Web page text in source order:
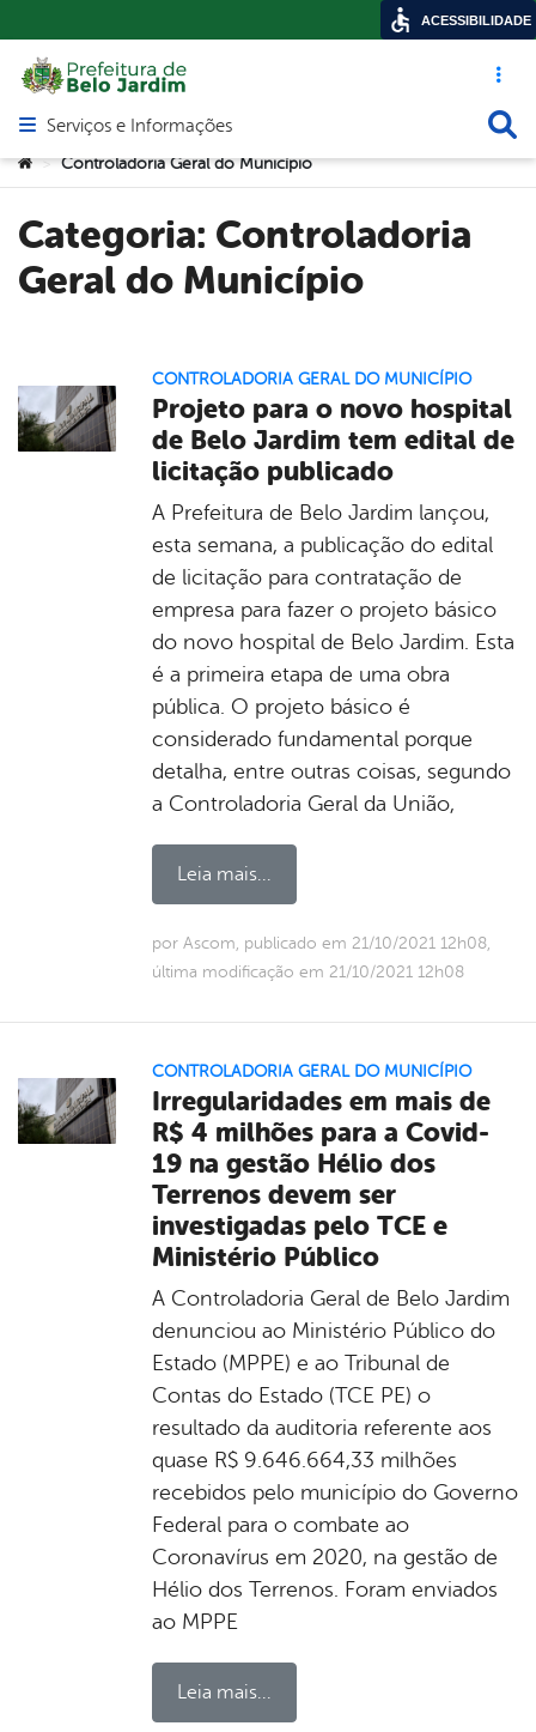
Acesso
Abrir menu principal de navegação
Serviços e Informações
Você está aqui:
> Controladoria Geral do Município
Categoria: Controladoria
Geral do Município
CONTROLADORIA GERAL DO MUNICÍPIO
Projeto para o novo hospital
de Belo Jardim tem edital de
licitação publicado
A Prefeitura de Belo Jardim lançou,
esta semana, a publicação do edital
de licitação para contratação de
empresa para fazer o projeto básico
do novo hospital de Belo Jardim. Esta
é a primeira etapa de uma obra
pública. O projeto básico é
considerado fundamental porque
detalha, entre outras coisas, segundo
a Controladoria Geral da União,
Leia mais...
por Ascom, publicado em 21/10/2021 12h08,
última modificação em 21/10/2021 12h08
CONTROLADORIA GERAL DO MUNICÍPIO
Irregularidades em mais de
R$ 4 milhões para a Covid-
19 na gestão Hélio dos
Terrenos devem ser
investigadas pelo TCE e
Ministério Público
A Controladoria Geral de Belo Jardim
denunciou ao Ministério Público do
Estado (MPPE) e ao Tribunal de
Contas do Estado (TCE PE) o
resultado da auditoria referente aos
quase R$ 9.646.664,33 milhões
recebidos pelo município do Governo
Federal para o combate ao
Coronavírus em 2020, na gestão de
Hélio dos Terrenos. Foram enviados
ao MPPE
Leia mais...
ACESSIBILIDADE